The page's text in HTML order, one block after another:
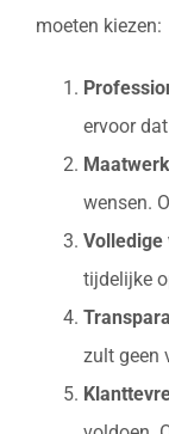
moeten kiezen:
ervoor
wensen.
Volledige
tijdelijke
zult geen